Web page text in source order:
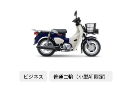
ビジネス 普通二輪（小型AT限定）